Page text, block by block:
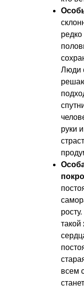
Люди
руки
такой
всем